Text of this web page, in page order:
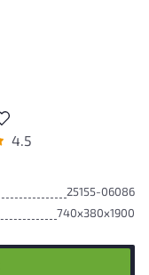
4.5
25155-06086
740x380x1900